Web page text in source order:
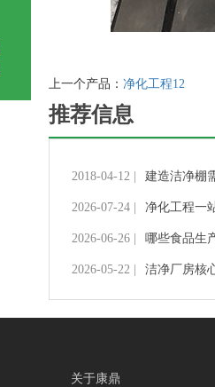
上一个产品： 净化工程12
推荐信息
2018-04-12 | 建造洁净棚
2026-07-24 | 净化工程一
2026-06-26 | 哪些食品生
2026-05-22 | 洁净厂房核
关于康鼎